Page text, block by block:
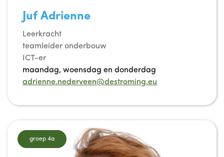
Juf Adrienne
Leerkracht
teamleider onderbouw
ICT-er
maandag, woensdag en donderdag
adrienne.nederveen@destroming.eu
groep 4a